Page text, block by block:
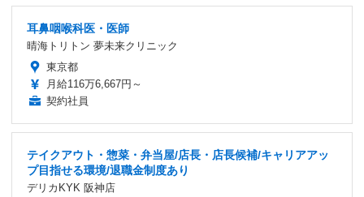
耳鼻咽喉科医・医師
晴海トリトン 夢未来クリニック
東京都
月給116万6,667円～
契約社員
テイクアウト・惣菜・弁当屋/店長・店長候補/キャリアアッ
プ目指せる環境/退職金制度あり
デリカKYK 阪神店